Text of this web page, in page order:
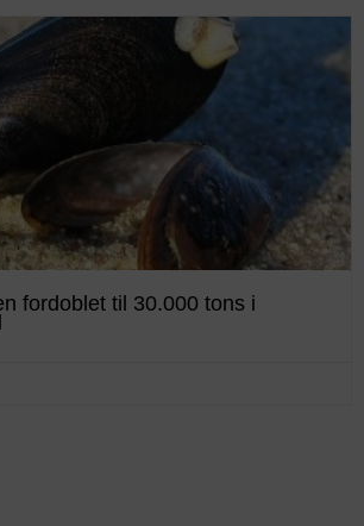
fordoblet til 30.000 tons i